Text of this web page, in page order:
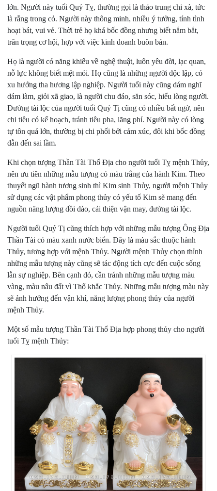
lớn. Người này tuổi Quý Tỵ, thường gọi là thảo trung chi xà, tức
là rắng trong cỏ. Người này thông minh, nhiều ý tưởng, tính tình
hoạt bát, vui vẻ. Thời trẻ họ khá bốc đồng nhưng biết nắm bắt,
trân trọng cơ hội, hợp với việc kinh doanh buôn bán.
Họ là người có năng khiếu về nghệ thuật, luôn yêu đời, lạc quan,
nỗ lực không biết mệt mỏi. Họ cũng là những người độc lập, có
xu hướng tha hương lập nghiệp. Người tuổi này cũng dám nghĩ
dám làm, giỏi xã giao, là người chu đáo, săn sóc, hiểu lòng người.
Đường tài lộc của người tuổi Quý Tị cũng có nhiều bất ngờ, nên
chi tiêu có kế hoạch, tránh tiêu pha, lãng phí. Người này có lòng
tự tôn quá lớn, thường bị chi phối bởi cảm xúc, đôi khi bốc đồng
dẫn đến sai lầm.
Khi chọn tượng Thần Tài Thổ Địa cho người tuổi Tỵ mệnh Thủy,
nên ưu tiên những mẫu tượng có màu trắng của hành Kim. Theo
thuyết ngũ hành tương sinh thì Kim sinh Thủy, người mệnh Thủy
sử dụng các vật phẩm phong thủy có yếu tố Kim sẽ mang đến
nguồn năng lượng dồi dào, cải thiện vận may, đường tài lộc.
Người tuổi Quý Tị cũng thích hợp với những mẫu tượng Ông Địa
Thần Tài có màu xanh nước biển. Đây là màu sắc thuộc hành
Thủy, tương hợp với mệnh Thủy. Người mệnh Thủy chọn thỉnh
những mẫu tượng này cũng sẽ tác động tích cực đến cuộc sống
lẫn sự nghiệp. Bên cạnh đó, cần tránh những mẫu tượng màu
vàng, màu nâu đất vì Thổ khắc Thủy. Những mẫu tượng màu này
sẽ ảnh hưởng đến vận khí, năng lượng phong thủy của người
mệnh Thủy.
Một số mẫu tượng Thần Tài Thổ Địa hợp phong thủy cho người
tuổi Tỵ mệnh Thủy: